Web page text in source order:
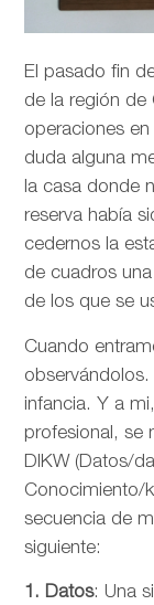
El pasado fin
de la región
operaciones
duda alguna
la casa donde
reserva había
cedernos la
de cuadros
de los que se
Cuando
infancia. Y a
profesional, se
DIKW (Datos/
Conocimiento/
secuencia de
siguiente:
1. Datos: Una